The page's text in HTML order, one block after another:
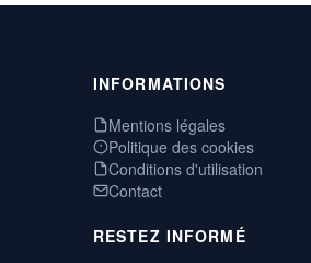
INFORMATIONS
Mentions légales
Politique des cookies
Conditions d'utilisation
Contact
RESTEZ INFORMÉ